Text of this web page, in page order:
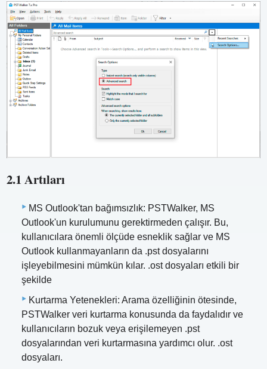
2.1 Artıları
MS Outlook'tan bağımsızlık: PSTWalker, MS
Outlook'un kurulumunu gerektirmeden çalışır. Bu,
kullanıcılara önemli ölçüde esneklik sağlar ve MS
Outlook kullanmayanların da .pst dosyalarını
işleyebilmesini mümkün kılar. .ost dosyaları etkili bir
şekilde
Kurtarma Yetenekleri: Arama özelliğinin ötesinde,
PSTWalker veri kurtarma konusunda da faydalıdır ve
kullanıcıların bozuk veya erişilemeyen .pst
dosyalarından veri kurtarmasına yardımcı olur. .ost
dosyaları.